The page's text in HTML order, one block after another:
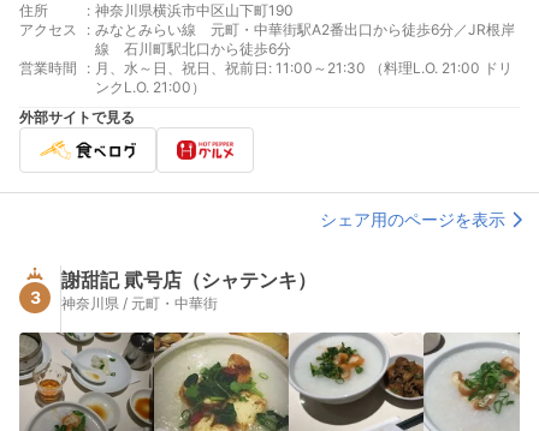
住所 : 神奈川県横浜市中区山下町190
アクセス
: みなとみらい線 元町・中華街駅A2番出口から徒歩6分／JR根岸
線 石川町駅北口から徒歩6分
営業時間
: 月、水～日、祝日、祝前日: 11:00～21:30 （料理L.O. 21:00 ドリ
ンクL.O. 21:00）
外部サイトで見る
シェア用のページを表示
3
謝甜記 貮号店（シャテンキ）
神奈川県 / 元町・中華街